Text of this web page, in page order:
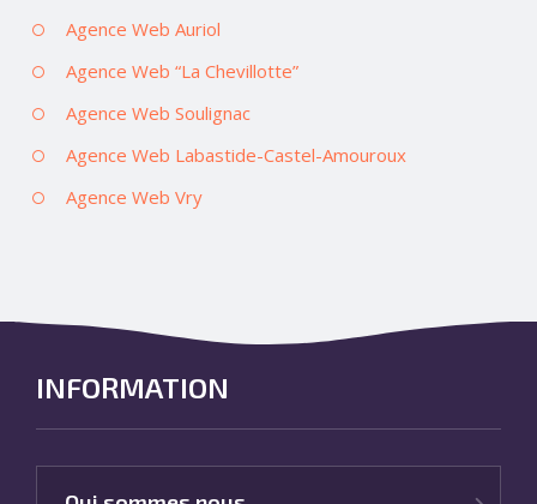
Agence Web Auriol
Agence Web “La Chevillotte”
Agence Web Soulignac
Agence Web Labastide-Castel-Amouroux
Agence Web Vry
INFORMATION